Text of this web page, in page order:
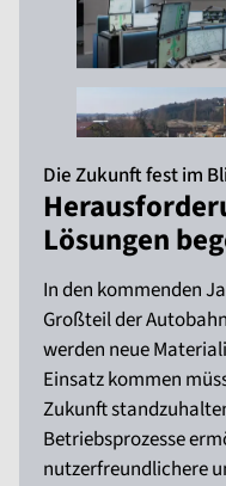
Die Zukunft fest im
Lösungen
In den kommenden
Großteil der
werden neue
Einsatz kommen
Zukunft
Betriebsprozesse
nutzerfreundlichere